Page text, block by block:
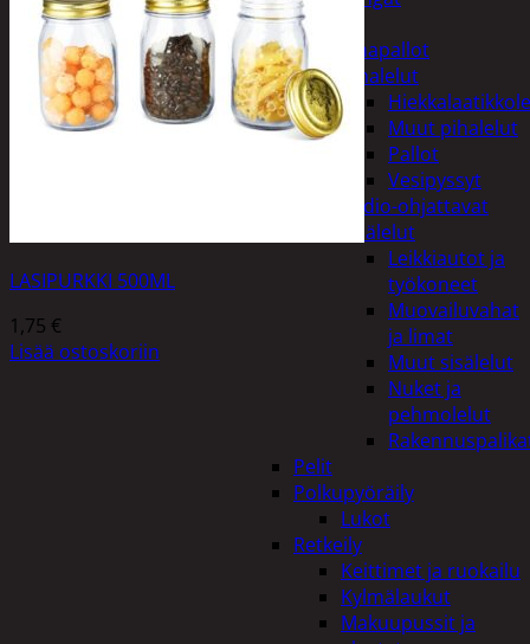
Lelut
Ilmapallot
Pihalelut
Muut pihalelut
Pallot
Vesipyssyt
Radio-ohjattavat
Sisälelut
Leikkiautot ja
työkoneet
Muovailuvahat
ja limat
Muut sisälelut
Nuket ja
pehmolelut
Pelit
Polkupyöräily
Lukot
Retkeily
Keittimet ja ruokailu
Kylmälaukut
Makuupussit ja
LASIPURKKI 500ML
1,75 €
Lisää ostoskoriin